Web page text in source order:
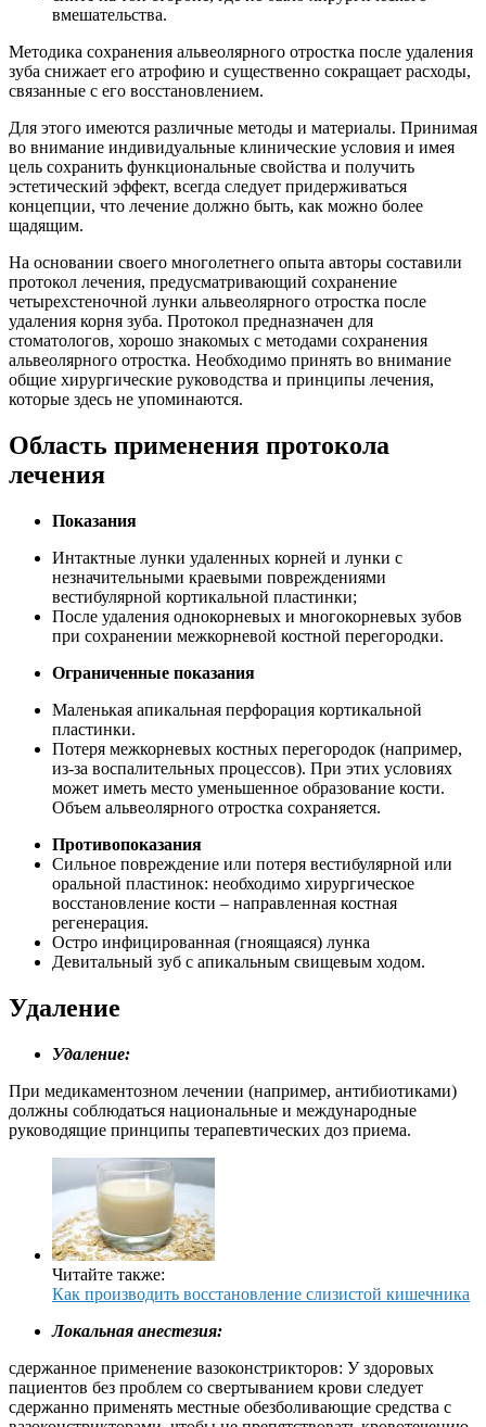
вмешательства.
Методика сохранения альвеолярного отростка после удаления
зуба снижает его атрофию и существенно сокращает расходы,
связанные с его восстановлением.
Для этого имеются различные методы и материалы. Принимая
во внимание индивидуальные клинические условия и имея
цель сохранить функциональные свойства и получить
эстетический эффект, всегда следует придерживаться
концепции, что лечение должно быть, как можно более
щадящим.
На основании своего многолетнего опыта авторы составили
протокол лечения, предусматривающий сохранение
четырехстеночной лунки альвеолярного отростка после
удаления корня зуба. Протокол предназначен для
стоматологов, хорошо знакомых с методами сохранения
альвеолярного отростка. Необходимо принять во внимание
общие хирургические руководства и принципы лечения,
которые здесь не упоминаются.
Область применения протокола
лечения
Показания
Интактные лунки удаленных корней и лунки с
незначительными краевыми повреждениями
вестибулярной кортикальной пластинки;
После удаления однокорневых и многокорневых зубов
при сохранении межкорневой костной перегородки.
Ограниченные показания
Маленькая апикальная перфорация кортикальной
пластинки.
Потеря межкорневых костных перегородок (например,
из-за воспалительных процессов). При этих условиях
может иметь место уменьшенное образование кости.
Объем альвеолярного отростка сохраняется.
Противопоказания
Сильное повреждение или потеря вестибулярной или
оральной пластинок: необходимо хирургическое
восстановление кости – направленная костная
регенерация.
Остро инфицированная (гноящаяся) лунка
Девитальный зуб с апикальным свищевым ходом.
Удаление
Удаление:
При медикаментозном лечении (например, антибиотиками)
должны соблюдаться национальные и международные
руководящие принципы терапевтических доз приема.
Читайте также:
Как производить восстановление слизистой кишечника
Локальная анестезия:
сдержанное применение вазоконстрикторов: У здоровых
пациентов без проблем со свертыванием крови следует
сдержанно применять местные обезболивающие средства с